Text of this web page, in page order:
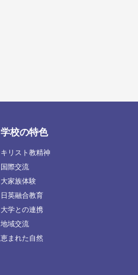
学校の特色
キリスト教精神
国際交流
大家族体験
日英融合教育
大学との連携
地域交流
恵まれた自然